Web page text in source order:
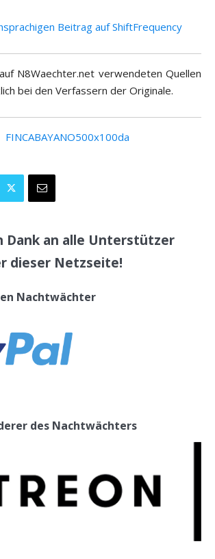
Beitrag auf ShiftFrequency
N8Waechter.net verwendeten Quellen
bei den Verfassern der Originale.
Dank an alle Unterstützer
dieser Netzseite!
Nachtwächter
des Nachtwächters